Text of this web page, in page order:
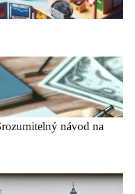
návod na